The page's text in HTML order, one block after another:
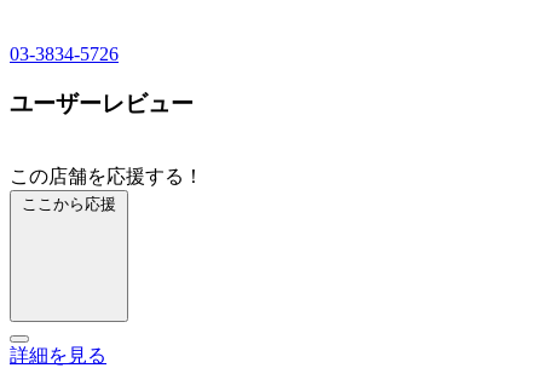
03-3834-5726
ユーザーレビュー
この店舗を応援する！
ここから応援
詳細を見る